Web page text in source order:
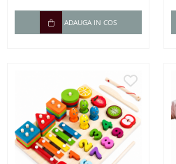
ADAUGA IN COS